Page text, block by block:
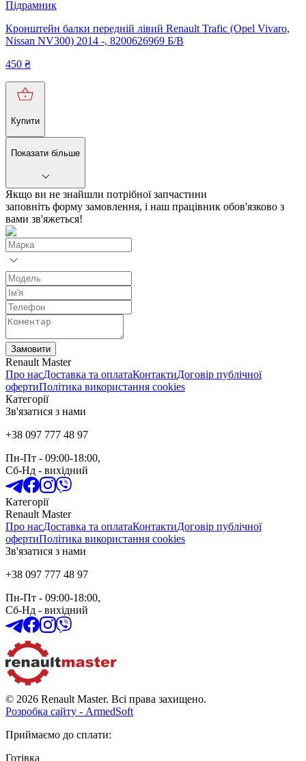
Підрамник
Кронштейн балки передній лівий Renault Trafic (Opel Vivaro,
Nissan NV300) 2014 -, 8200626969 Б/В
450 ₴
Купити
Показати більше
Якщо ви не знайшли потрібної запчастини
заповніть форму замовлення, і наш працівник обов'язково з
вами зв'яжеться!
Замовити
Renault Master
Про насДоставка та оплатаКонтактиДоговір публічної
офертиПолітика використання cookies
Категорії
Зв'язатися з нами
+38 097 777 48 97
Пн-Пт - 09:00-18:00,
Сб-Нд - вихідний
Категорії
Renault Master
Про насДоставка та оплатаКонтактиДоговір публічної
офертиПолітика використання cookies
Зв'язатися з нами
+38 097 777 48 97
Пн-Пт - 09:00-18:00,
Сб-Нд - вихідний
© 2026 Renault Master. Всі права захищено.
Розробка сайту - ArmedSoft
Приймаємо до сплати:
Готівка